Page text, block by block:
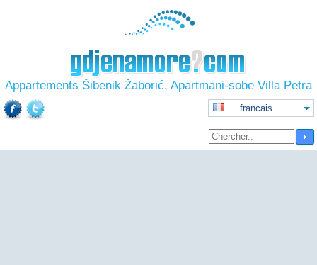
Appartements Šibenik Žaborić, Apartmani-sobe Villa Petra
francais